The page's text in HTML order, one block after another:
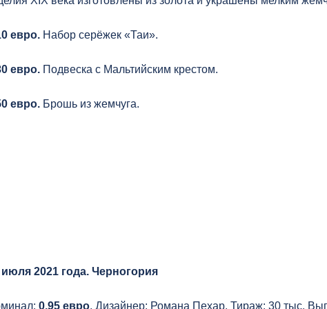
евро. Набор серёжек «Таи».
евро. Подвеска с Мальтийским крестом.
евро. Брошь из жемчуга.
июля 2021 года. Черногория
0,95 евро. Дизайнер: Романа Пехар. Тираж: 30 тыс.